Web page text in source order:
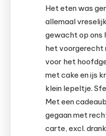
Het eten was
allemaal
gewacht op ons
het voorgerecht
voor het
met cake en ijs
klein lepeltje.
Met een
gegaan met
carte, excl.